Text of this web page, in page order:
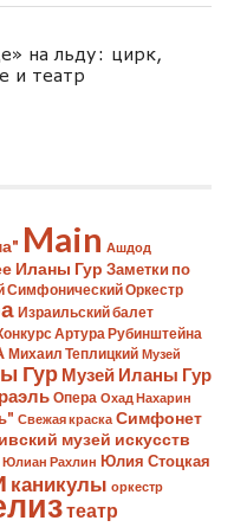
на льду: цирк,
и театр
Main Ашдод
Иланы Гур Заметки по
Симфонический Оркестр
Израильский балет
Артура Рубинштейна
Михаил Теплицкий Музей
Гур Музей Иланы Гур
Опера Охад Нахарин
Свежая краска Симфонет
музей искусств
Юлиан Рахлин Юлия Стоцкая
каникулы оркестр
театр